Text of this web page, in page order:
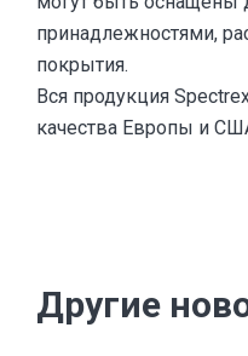
принадлежностями,
покрытия.
Вся продукция
качества Европы и
Другие